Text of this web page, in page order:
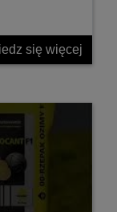
się więcej